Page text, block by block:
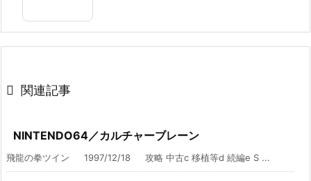
 関連記事
NINTENDO64／カルチャーブレーン
飛龍の拳ツイン 1997/12/18 攻略 中古c 移植等d 続編e S ...